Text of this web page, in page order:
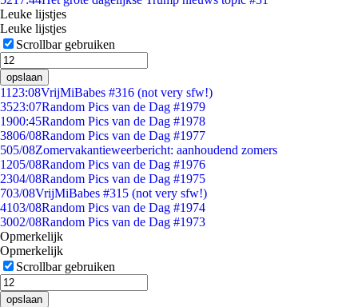
Leuke lijstjes
Leuke lijstjes
Scrollbar gebruiken
opslaan
11 23:08VrijMiBabes #316 (not very sfw!)
3523:07Random Pics van de Dag #1979
1900:45Random Pics van de Dag #1978
3806/08Random Pics van de Dag #1977
505/08Zomervakantieweerbericht: aanhoudend zomers
1205/08Random Pics van de Dag #1976
2304/08Random Pics van de Dag #1975
703/08VrijMiBabes #315 (not very sfw!)
4103/08Random Pics van de Dag #1974
3002/08Random Pics van de Dag #1973
Opmerkelijk
Opmerkelijk
Scrollbar gebruiken
opslaan